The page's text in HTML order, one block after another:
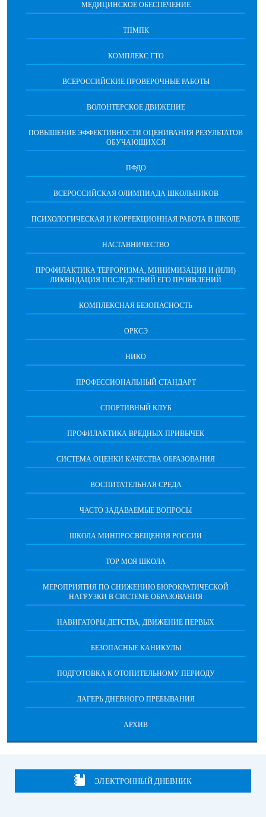
МЕДИЦИНСКОЕ ОБЕСПЕЧЕНИЕ
ТПМПК
КОМПЛЕКС ГТО
ВСЕРОССИЙСКИЕ ПРОВЕРОЧНЫЕ РАБОТЫ
ВОЛОНТЕРСКОЕ ДВИЖЕНИЕ
ПОВЫШЕНИЕ ЭФФЕКТИВНОСТИ ОЦЕНИВАНИЯ РЕЗУЛЬТАТОВ
ОБУЧАЮЩИХСЯ
ПФДО
ВСЕРОССИЙСКАЯ ОЛИМПИАДА ШКОЛЬНИКОВ
ПСИХОЛОГИЧЕСКАЯ И КОРРЕКЦИОННАЯ РАБОТА В ШКОЛЕ
НАСТАВНИЧЕСТВО
ПРОФИЛАКТИКА ТЕРРОРИЗМА, МИНИМИЗАЦИЯ И (ИЛИ)
ЛИКВИДАЦИЯ ПОСЛЕДСТВИЙ ЕГО ПРОЯВЛЕНИЙ
КОМПЛЕКСНАЯ БЕЗОПАСНОСТЬ
ОРКСЭ
НИКО
ПРОФЕССИОНАЛЬНЫЙ СТАНДАРТ
СПОРТИВНЫЙ КЛУБ
ПРОФИЛАКТИКА ВРЕДНЫХ ПРИВЫЧЕК
CИСТЕМА ОЦЕНКИ КАЧЕСТВА ОБРАЗОВАНИЯ
ВОСПИТАТЕЛЬНАЯ СРЕДА
ЧАСТО ЗАДАВАЕМЫЕ ВОПРОСЫ
ШКОЛА МИНПРОСВЕЩЕНИЯ РОССИИ
ТОР МОЯ ШКОЛА
МЕРОПРИЯТИЯ ПО СНИЖЕНИЮ БЮРОКРАТИЧЕСКОЙ
НАГРУЗКИ В СИСТЕМЕ ОБРАЗОВАНИЯ
НАВИГАТОРЫ ДЕТСТВА, ДВИЖЕНИЕ ПЕРВЫХ
БЕЗОПАСНЫЕ КАНИКУЛЫ
ПОДГОТОВКА К ОТОПИТЕЛЬНОМУ ПЕРИОДУ
ЛАГЕРЬ ДНЕВНОГО ПРЕБЫВАНИЯ
АРХИВ
ЭЛЕКТРОННЫЙ ДНЕВНИК